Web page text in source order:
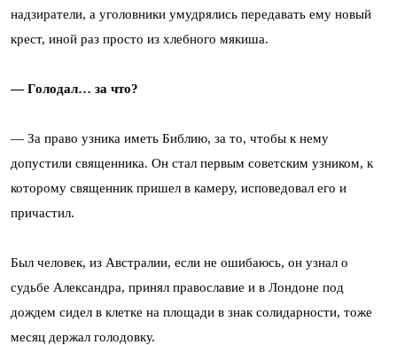
надзиратели, а уголовники умудрялись передавать ему новый
крест, иной раз просто из хлебного мякиша.
— Голодал… за что?
— За право узника иметь Библию, за то, чтобы к нему
допустили священника. Он стал первым советским узником, к
которому священник пришел в камеру, исповедовал его и
причастил.
Был человек, из Австралии, если не ошибаюсь, он узнал о
судьбе Александра, принял православие и в Лондоне под
дождем сидел в клетке на площади в знак солидарности, тоже
месяц держал голодовку.